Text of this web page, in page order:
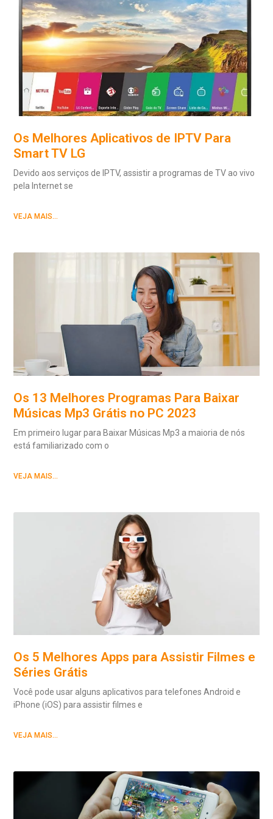
Os Melhores Aplicativos de IPTV Para
Smart TV LG
Devido aos serviços de IPTV, assistir a programas de TV ao vivo
pela Internet se
VEJA MAIS...
Os 13 Melhores Programas Para Baixar
Músicas Mp3 Grátis no PC 2023
Em primeiro lugar para Baixar Músicas Mp3 a maioria de nós
está familiarizado com o
VEJA MAIS...
Os 5 Melhores Apps para Assistir Filmes e
Séries Grátis
Você pode usar alguns aplicativos para telefones Android e
iPhone (iOS) para assistir filmes e
VEJA MAIS...